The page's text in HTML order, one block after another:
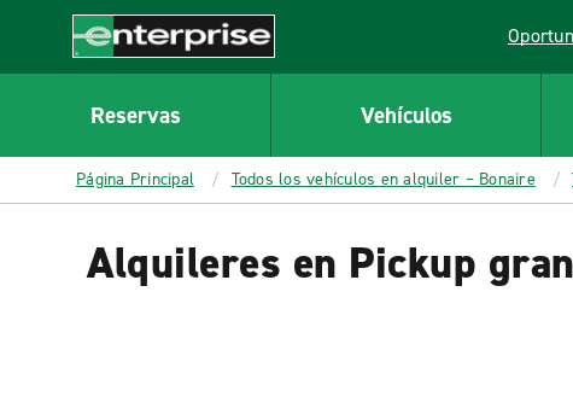
CONTENT
Enterprise
Link
Reservas Vehículos
Página Principal Todos los vehículos en alquiler – Bonaire
Alquileres en Pickup